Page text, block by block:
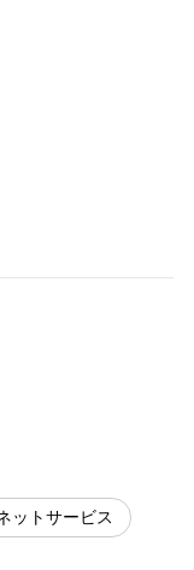
ットサービス